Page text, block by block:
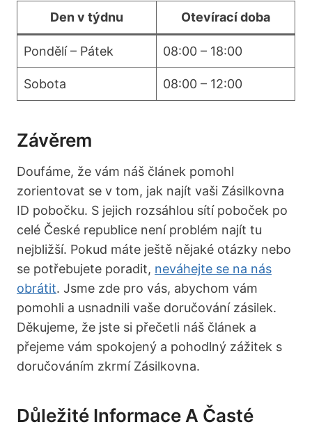
Den v týdnu Otevírací doba
Pondělí – Pátek 08:00 – 18:00
Sobota 08:00 – 12:00
Závěrem
Doufáme, že vám náš článek pomohl
zorientovat se v tom, jak najít vaši Zásilkovna
ID pobočku. S jejich rozsáhlou sítí poboček po
celé České republice není problém najít tu
nejbližší. Pokud máte ještě nějaké otázky nebo
se potřebujete poradit, neváhejte se na nás
obrátit. Jsme zde pro vás, abychom vám
pomohli a usnadnili vaše doručování zásilek.
Děkujeme, že jste si přečetli náš článek a
přejeme vám spokojený a pohodlný zážitek s
doručováním zkrmí Zásilkovna.
Důležité Informace A Časté